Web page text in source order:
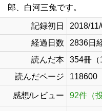
郎、白河三兔です。
記録初日
2018/
経過日数
2836日
読んだ本
354冊（
読んだページ
118600
感想/レビュー 92件（